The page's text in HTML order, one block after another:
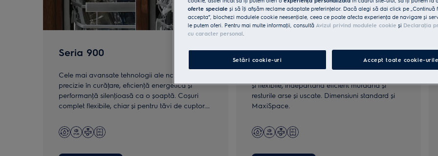
Seria 900
Cele mai avansate tehnologii ale noastre pentru
precizie în curăţare, eficienţă energetică și
performanţă silenţioasă ca o șoaptă. Coșuri
complet flexibile, chiar și pentru tăvi de cuptor.
Seria 800
și flexibile, îndepărtând eficient murdăria și
resturile arse și uscate. Dimensiuni standard și
MaxiSpace.
oferte speciale și să îţi afișăm reclame adaptate preferinţelor. Dacă alegi să dai click pe „Continuă
accepta”, blochezi modulele cookie neesenţiale, ceea ce poate afecta experienţa de navigare și
le putem oferi. Pentru mai multe informaţii, consultă Avizul privind modulele cookie și Declaraţia
cu caracter personal.
Setări cookie-uri Accept toate cookie-urile